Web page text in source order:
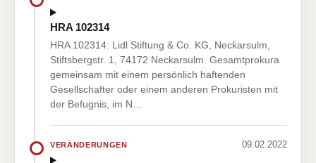
HRA 102314
HRA 102314: Lidl Stiftung & Co. KG, Neckarsulm,
Stiftsbergstr. 1, 74172 Neckarsulm. Gesamtprokura
gemeinsam mit einem persönlich haftenden
Gesellschafter oder einem anderen Prokuristen mit
der Befugnis, im N…
VERÄNDERUNGEN 09.02.2022